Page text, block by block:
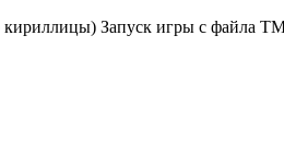
Запуск игры с файла